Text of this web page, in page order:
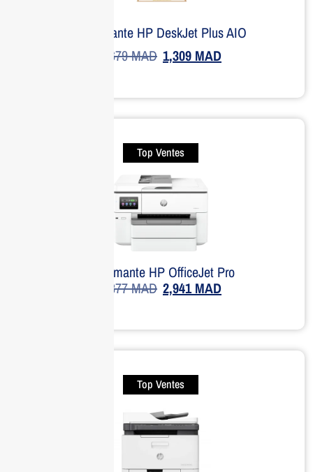
Imprimante HP DeskJet Plus AIO
1,679MAD 1,309 MAD
Top Ventes
Imprimante HP OfficeJet Pro
3,877MAD 2,941MAD
Top Ventes